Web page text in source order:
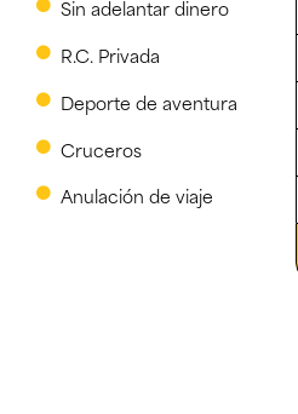
Sin adelantar dinero
R.C. Privada
Deporte de aventura
Cruceros
Anulación de viaje